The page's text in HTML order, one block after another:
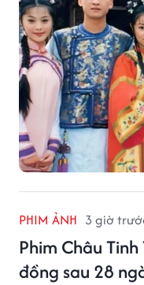
PHIM ẢNH 3 giờ
Phim Châu
đồng sau 28